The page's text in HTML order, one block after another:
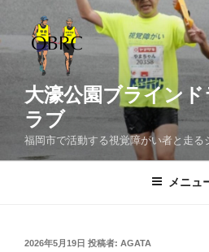
テ
ッ
大濠公園ブライン
ラブ
福岡市で活動する視覚障がい者と走る
メニュ
投
2026年5月19日 投稿者: AGATA